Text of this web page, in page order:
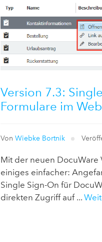
Version 7.3:
Formulare im
VonWiebke Bortnik
Mit der neuen DocuWare
einiges einfacher:
Single Sign-On für
direkten Zugriff auf ...